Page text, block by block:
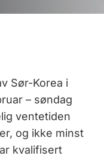
Sør-Korea i
– søndag
ventetiden
og ikke minst
kvalifisert